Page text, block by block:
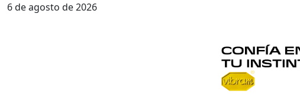
6 de agosto de 2026